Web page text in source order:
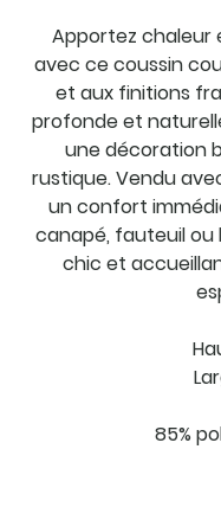
Apportez chaleur
avec ce coussin
et aux finitions
profonde et
une décoration
rustique. Vendu
un confort
canapé, fauteuil ou
chic et
85%